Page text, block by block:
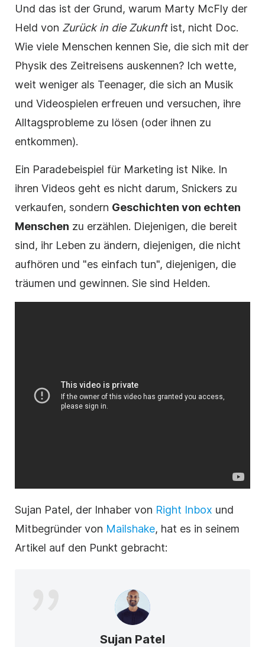
Und das ist der Grund, warum Marty McFly der
Held von Zurück in die Zukunftist, nicht Doc.
Wie viele Menschen kennen Sie, die sich mit der
Physik des Zeitreisens auskennen? Ich wette,
weit weniger als Teenager, die sich an Musik
und Videospielen erfreuen und versuchen, ihre
Alltagsprobleme zu lösen (oder ihnen zu
entkommen).
Ein Paradebeispiel für Marketing ist Nike. In
ihren Videos geht es nicht darum, Snickers zu
verkaufen, sondern Geschichten von echten
Menschen zu erzählen. Diejenigen, die bereit
sind, ihr Leben zu ändern, diejenigen, die nicht
aufhören und "es einfach tun", diejenigen, die
träumen und gewinnen. Sie sind Helden.
Sujan Patel, der Inhaber von Right Inbox und
Mitbegründer von Mailshake, hat es in seinem
Artikel auf den Punkt gebracht:
Sujan Patel